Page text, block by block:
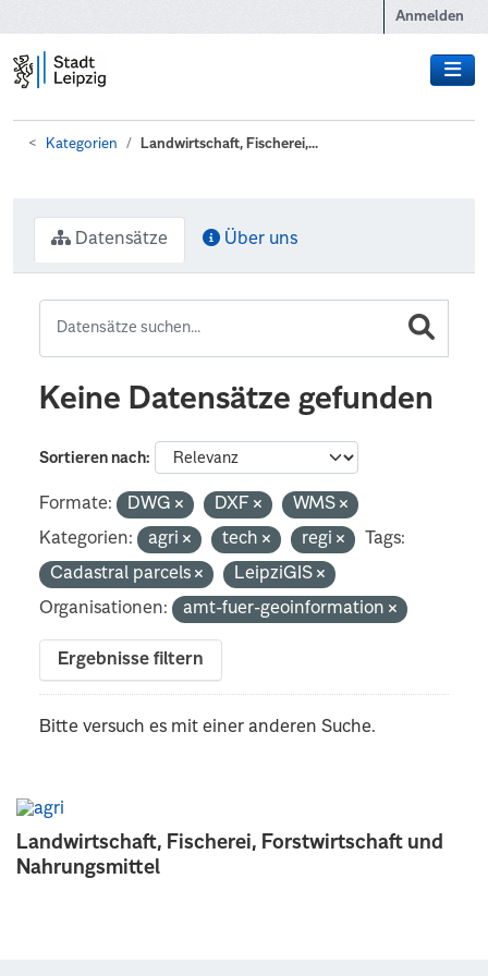
Anmelden
Kategorien Landwirtschaft, Fischerei,...
Landwirtschaft, Fischerei, Forstwirtschaft und
Nahrungsmittel
Datensätze Über uns
Keine Datensätze gefunden
Sortieren nach
Formate: DWG DXF
WMS
Kategorien:
agri tech regi
Tags:
Cadastral parcels
LeipziGIS
Organisationen:
amt-fuer-geoinformation
Ergebnisse filtern
Bitte versuch es mit einer anderen Suche.